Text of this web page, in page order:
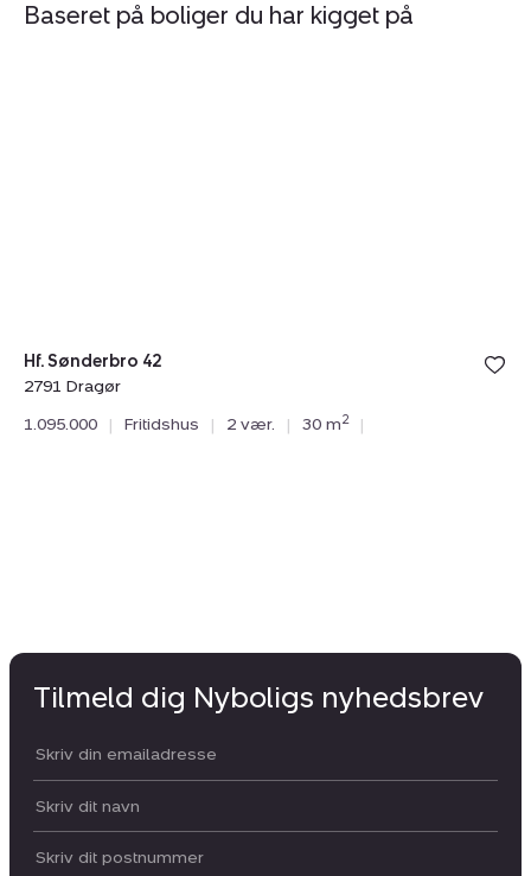
Baseret på boliger du har kigget på
Hf. Sønderbro 42
2791 Dragør
1.095.000
| Fritidshus | 2 vær. | 30 m2 |
Tilmeld dig Nyboligs nyhedsbrev
Din email:
Dit navn:
Postnummer